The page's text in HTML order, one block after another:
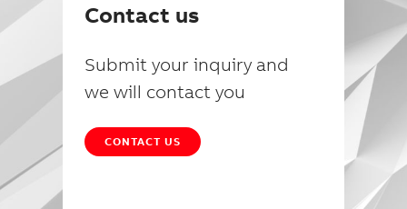
Contact us
Submit your inquiry and
we will contact you
CONTACT US